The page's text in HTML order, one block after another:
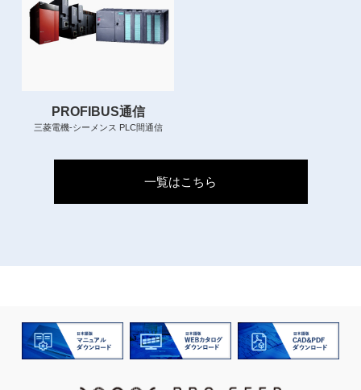
PROFIBUS通信
三菱電機-シーメンス PLC間通信
一覧はこちら